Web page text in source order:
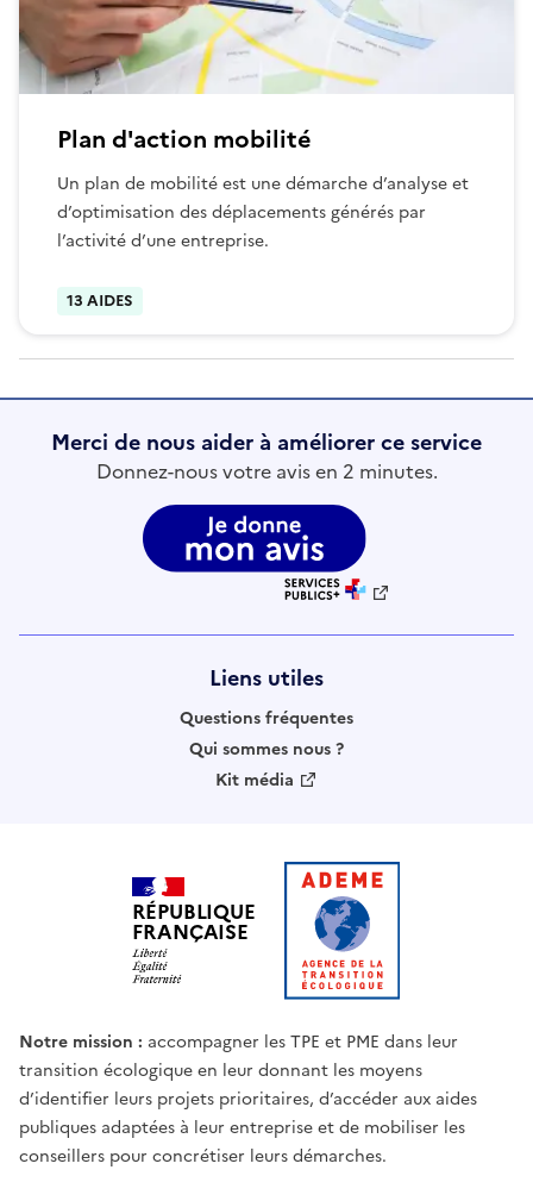
Plan d'action mobilité
Un plan de mobilité est une démarche d’analyse et
d’optimisation des déplacements générés par
l’activité d’une entreprise.
13 AIDES
Merci de nous aider à améliorer ce service
Donnez-nous votre avis en 2 minutes.
Liens utiles
Questions fréquentes
Qui sommes nous ?
Kit média
RÉPUBLIQUE
FRANÇAISE
Notre mission : accompagner les TPE et PME dans leur
transition écologique en leur donnant les moyens
d’identifier leurs projets prioritaires, d’accéder aux aides
publiques adaptées à leur entreprise et de mobiliser les
conseillers pour concrétiser leurs démarches.